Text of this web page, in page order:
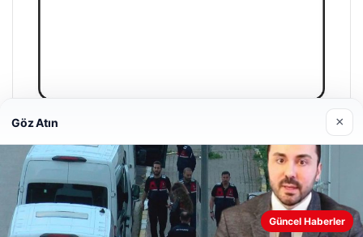
18/04/2026
Web sitemizi nasıl kullandığınızı daha iyi anlayabilmek,
Göz Atın ×
Güncel Haberler